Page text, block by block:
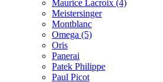
Maurice Lacroix (4)
Meistersinger
Montblanc
Omega (5)
Oris
Panerai
Patek Philippe
Paul Picot